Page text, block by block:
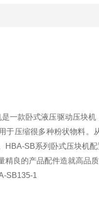
一款卧式液压驱动压块
于压缩很多种粉状物料。
HBA-SB系列卧式压块机
精良的产品配件造就高品质